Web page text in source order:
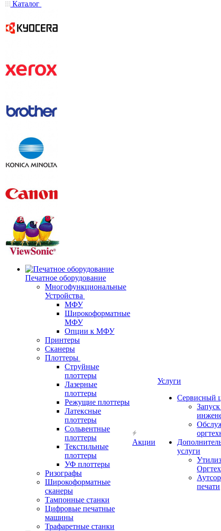
Каталог
Печатное оборудование
Многофункциональные
Устройства
МФУ
Широкоформатные
МФУ
Опции к МФУ
Принтеры
Сканеры
Плоттеры
Струйные
плоттеры
Лазерные
плоттеры
Режущие плоттеры
Латексные
плоттеры
Сольвентные
плоттеры
Текстильные
плоттеры
УФ плоттеры
Ризографы
Широкоформатные
сканеры
Тампонные станки
Цифровые печатные
машины
Трафаретные станки
Акции
Услуги
Сервисный
услуги
печати